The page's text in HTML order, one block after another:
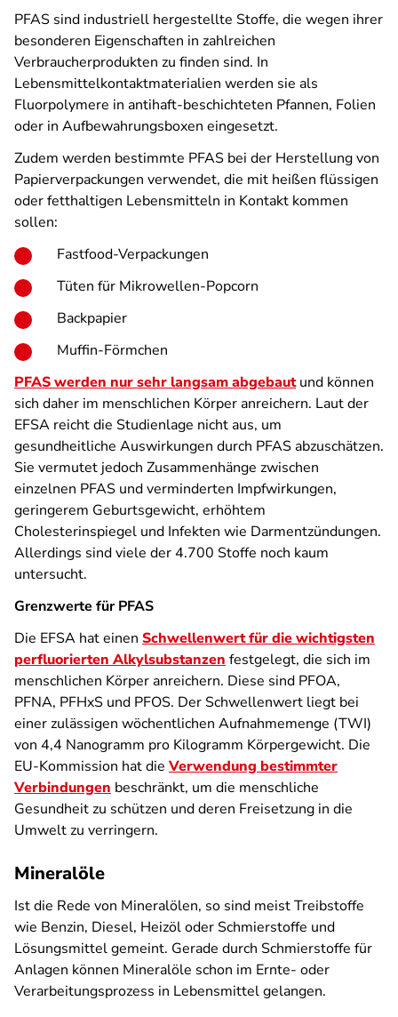
PFAS sind industriell hergestellte Stoffe, die wegen ihrer
besonderen Eigenschaften in zahlreichen
Verbraucherprodukten zu finden sind. In
Lebensmittelkontaktmaterialien werden sie als
Fluorpolymere in antihaft-beschichteten Pfannen, Folien
oder in Aufbewahrungsboxen eingesetzt.
Zudem werden bestimmte PFAS bei der Herstellung von
Papierverpackungen verwendet, die mit heißen flüssigen
oder fetthaltigen Lebensmitteln in Kontakt kommen
sollen:
Fastfood-Verpackungen
Tüten für Mikrowellen-Popcorn
Backpapier
Muffin-Förmchen
PFAS werden nur sehr langsam abgebautund können
sich daher im menschlichen Körper anreichern. Laut der
EFSA reicht die Studienlage nicht aus, um
gesundheitliche Auswirkungen durch PFAS abzuschätzen.
Sie vermutet jedoch Zusammenhänge zwischen
einzelnen PFAS und verminderten Impfwirkungen,
geringerem Geburtsgewicht, erhöhtem
Cholesterinspiegel und Infekten wie Darmentzündungen.
Allerdings sind viele der 4.700 Stoffe noch kaum
untersucht.
Grenzwerte für PFAS
Die EFSA hat einen Schwellenwert für die wichtigsten
perfluorierten Alkylsubstanzen festgelegt, die sich im
menschlichen Körper anreichern. Diese sind PFOA,
PFNA, PFHxS und PFOS. Der Schwellenwert liegt bei
einer zulässigen wöchentlichen Aufnahmemenge (TWI)
von 4,4 Nanogramm pro Kilogramm Körpergewicht. Die
EU-Kommission hat die Verwendung bestimmter
Verbindungen beschränkt, um die menschliche
Gesundheit zu schützen und deren Freisetzung in die
Umwelt zu verringern.
Mineralöle
Ist die Rede von Mineralölen, so sind meist Treibstoffe
wie Benzin, Diesel, Heizöl oder Schmierstoffe und
Lösungsmittel gemeint. Gerade durch Schmierstoffe für
Anlagen können Mineralöle schon im Ernte- oder
Verarbeitungsprozess in Lebensmittel gelangen.